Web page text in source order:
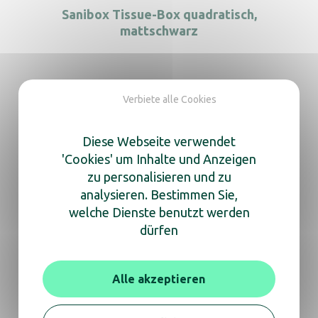
Sanibox Tissue-Box quadratisch,
mattschwarz
Wir sind für Sie da
um Ihnen zu helfen
Egal, ob Sie Informationen zu einem Produkt
oder fachkundige Beratung wünschen,
zögern Sie nicht, uns für ein Gespräch per
Diese Webseite verwendet
'Cookies' um Inhalte und Anzeigen
zu personalisieren und zu
analysieren. Bestimmen Sie,
welche Dienste benutzt werden
dürfen
Alle akzeptieren
Verbiete alle Cookies